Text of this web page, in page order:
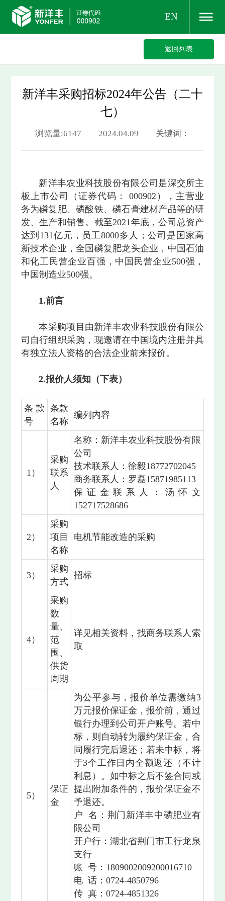
EN
返回列表
新洋丰采购招标2024年公告（二十
七）
浏览量:6147 2024.04.09 关键词：
新洋丰农业科技股份有限公司是深交所主
板上市公司（证券代码： 000902），主营业
务为磷复肥、磷酸铁、磷石膏建材产品等的研
发、生产和销售。截至2021年底，公司总资产
达到131亿元，员工8000多人；公司是国家高
新技术企业，全国磷复肥龙头企业，中国石油
和化工民营企业百强，中国民营企业500强，
中国制造业500强。
1.前言
本采购项目由新洋丰农业科技股份有限公
司自行组织采购，现邀请在中国境内注册并具
有独立法人资格的合法企业前来报价。
2.报价人须知（下表）
条款
号
条款
名称
编列内容
1）
采购
联系
人
名称：新洋丰农业科技股份有限
公司
技术联系人：徐毅18772702045
商务联系人：罗磊15871985113
保证金联系人：汤怀文
152717528686
2）
采购
项目
名称
电机节能改造的采购
3）
采购
方式
招标
4）
采购
数
量、
范
围、
供货
周期
详见相关资料，找商务联系人索
取
5）
保证
金
为公平参与，报价单位需缴纳3
万元报价保证金，报价前，通过
银行办理到公司开户账号。若中
标，则自动转为履约保证金，合
同履行完后退还；若未中标，将
于3个工作日内全额返还（不计
利息）。如中标之后不签合同或
提出附加条件的，报价保证金不
予退还。
户 名：荆门新洋丰中磷肥业有
限公司
开户行：湖北省荆门市工行龙泉
支行
账 号：1809002009200016710
电 话：0724-4850796
传 真：0724-4851326